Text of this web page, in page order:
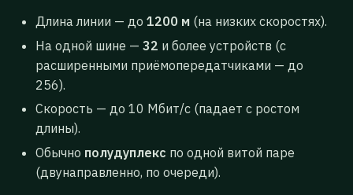
Длина линии — до 1200 м(на низких скоростях).
На одной шине — 32 и более устройств (с
расширенными приёмопередатчиками — до
256).
Скорость — до 10 Мбит/с (падает с ростом
длины).
Обычно полудуплекс по одной витой паре
(двунаправленно, по очереди).